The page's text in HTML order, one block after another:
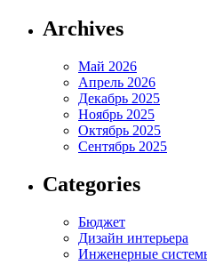
Archives
Май 2026
Апрель 2026
Декабрь 2025
Ноябрь 2025
Октябрь 2025
Сентябрь 2025
Categories
Бюджет
Дизайн интерьера
Инженерные